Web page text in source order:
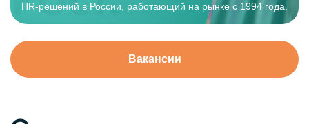
HR-решений в России, работающий на рынке с 1994 года.
Вакансии